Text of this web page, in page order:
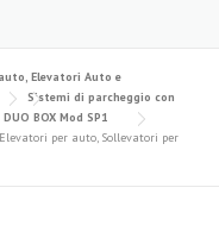
Elevatori Auto e
Sistemi di parcheggio con
BOX Mod SP1
per auto, Sollevatori per